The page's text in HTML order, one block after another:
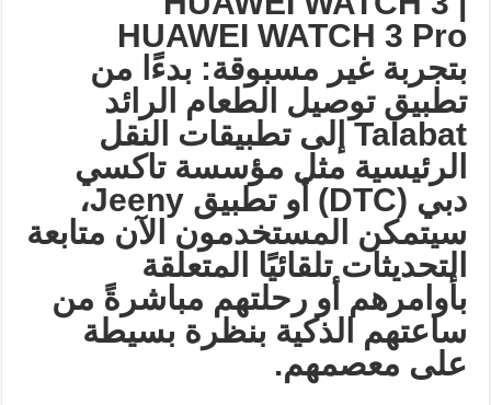
HUAWEI WATCH 3 Pro
بتجربة غير مسبوقة: بدءًا من
تطبيق توصيل الطعام الرائد
Talabat إلى تطبيقات النقل
الرئيسية مثل مؤسسة تاكسي
دبي (DTC) أو تطبيق Jeeny
،
سيتمكن المستخدمون الآن متابعة
التحديثات تلقائيًا المتعلقة
بأوامرهم أو رحلتهم مباشرةً من
ساعتهم الذكية بنظرة بسيطة
على معصمهم.